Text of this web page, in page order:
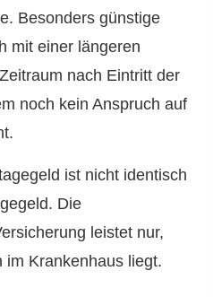
Besonders günstige
mit einer längeren
nach Eintritt der
noch kein Anspruch auf
ist nicht identisch
Die
leistet nur,
im Krankenhaus liegt.